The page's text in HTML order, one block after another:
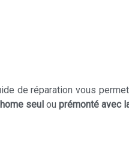
de réparation vous
seul ou prémonté avec